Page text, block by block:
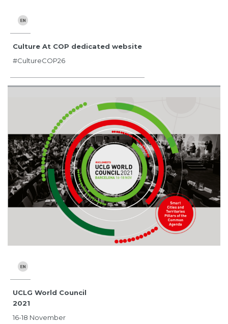
Culture At COP dedicated website
#CultureCOP26
UCLG World Council
2021
16-18 November